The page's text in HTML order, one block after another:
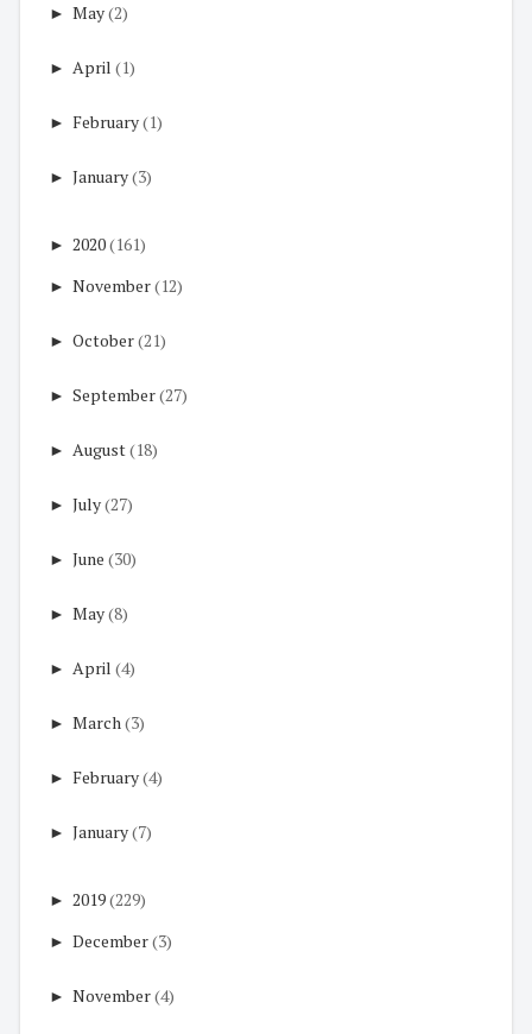
► May(2)
► April (1)
► February(1)
► January(3)
► 2020(161)
► November(12)
► October(21)
► September(27)
► August(18)
► July(27)
► June (30)
► May(8)
► April (4)
► March(3)
► February(4)
► January(7)
► 2019(229)
► December(3)
► November(4)